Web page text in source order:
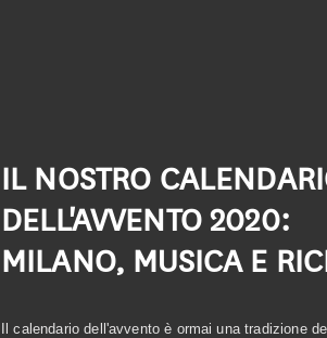
IL NOSTRO
DELL'AVVENTO 2020:
MILANO, MUSICA E
Il calendario dell'avvento è ormai una tradizione